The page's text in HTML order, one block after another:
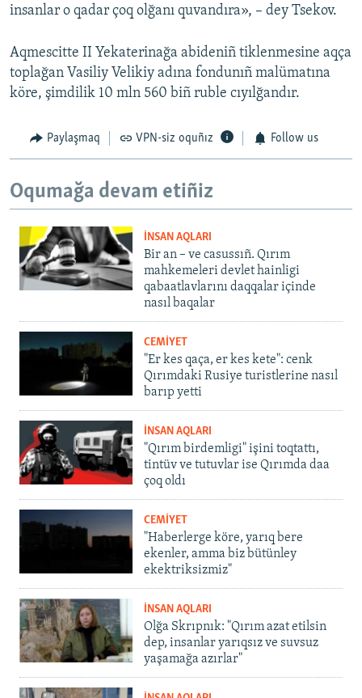
insanlar o qadar çoq olğanı quvandıra», – dey Tsekov.
Aqmescitte II Yekaterinağa abideniñ tiklenmesine aqça
toplağan Vasiliy Velikiy adına fondunıñ malümatına
köre, şimdilik 10 mln 560 biñ ruble cıyılğandır.
Paylaşmaq VPN-siz oquñız Follow us
Oqumağa devam etiñiz
İNSAN AQLARI
Bir an – ve casussıñ. Qırım
mahkemeleri devlet hainligi
qabaatlavlarını daqqalar içinde
nasıl baqalar
CEMİYET
"Er kes qaça, er kes kete": cenk
Qırımdaki Rusiye turistlerine nasıl
barıp yetti
İNSAN AQLARI
"Qırım birdemligi" işini toqtattı,
tintüv ve tutuvlar ise Qırımda daa
çoq oldı
CEMİYET
"Haberlerge köre, yarıq bere
ekenler, amma biz bütünley
ekektriksizmiz"
İNSAN AQLARI
Olğa Skrıpnık: "Qırım azat etilsin
dep, insanlar yarıqsız ve suvsuz
yaşamağa azırlar"